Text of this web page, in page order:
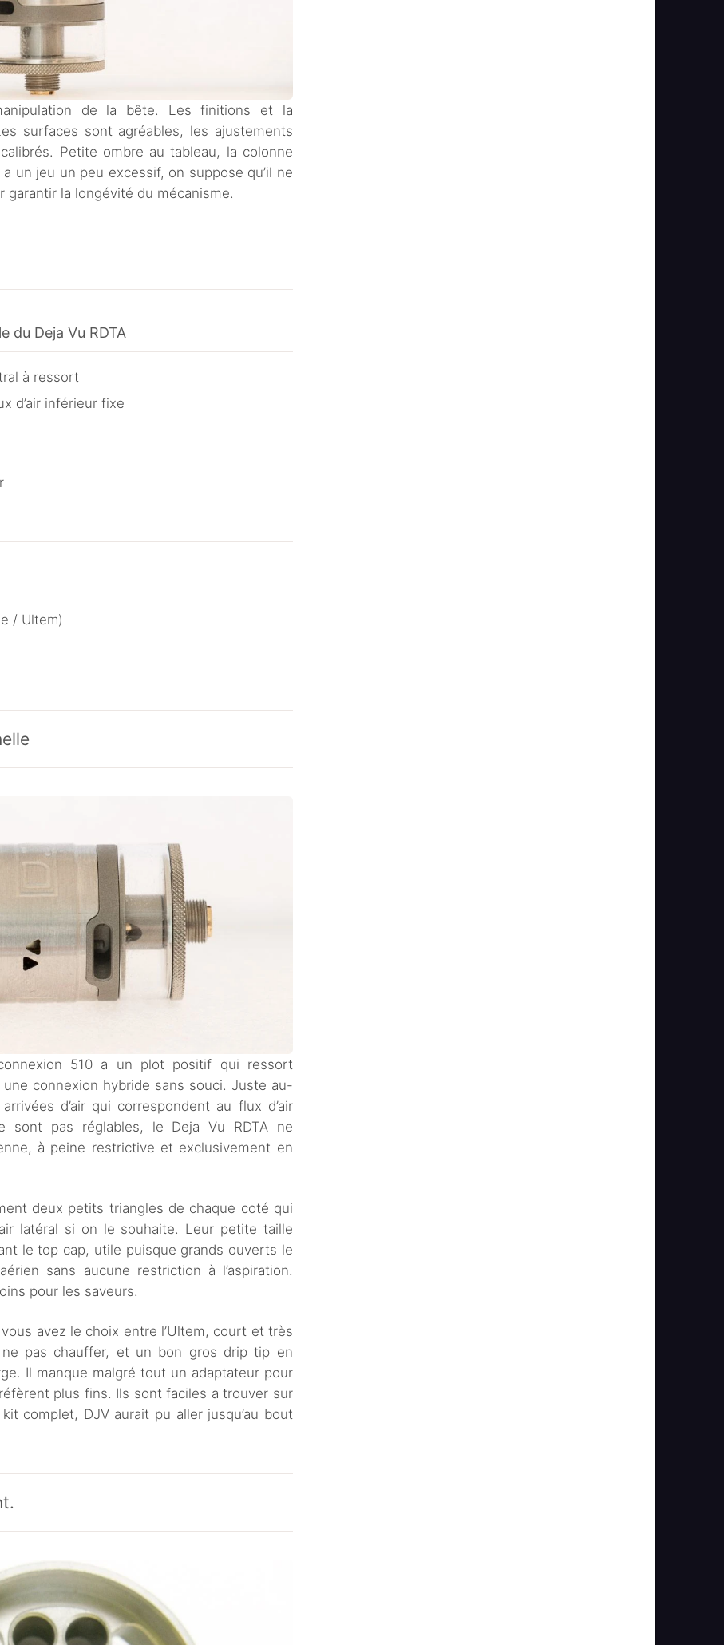
de la bête. Les finitions et la
surfaces sont agréables, les ajustements
Petite ombre au tableau, la colonne
un jeu un peu excessif, on suppose qu’il ne
la longévité du mécanisme.
du Deja Vu RDTA
à ressort
d’air inférieur fixe
/ Ultem)
510 a un plot positif qui ressort
connexion hybride sans souci. Juste au-
d’air qui correspondent au flux d’air
sont pas réglables, le Deja Vu RDTA ne
à peine restrictive et exclusivement en
deux petits triangles de chaque coté qui
latéral si on le souhaite. Leur petite taille
le top cap, utile puisque grands ouverts le
sans aucune restriction à l’aspiration.
pour les saveurs.
avez le choix entre l’Ultem, court et très
pas chauffer, et un bon gros drip tip en
Il manque malgré tout un adaptateur pour
plus fins. Ils sont faciles a trouver sur
complet, DJV aurait pu aller jusqu’au bout